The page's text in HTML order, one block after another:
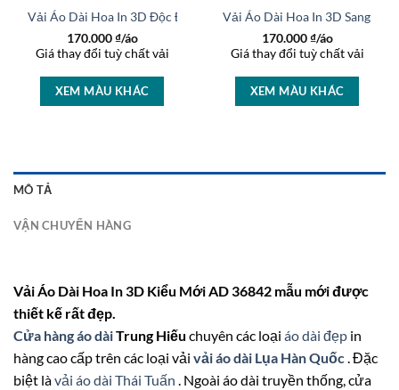
Vải Áo Dài Hoa In 3D Độc Đáo AD 37236
170.000₫/áo
Giá thay đổi tuỳ chất vải
XEM MÀU KHÁC
Vải Áo Dài Hoa In 3D Sang
170.000₫/áo
Giá thay đổi tuỳ chất vải
XEM MÀU KHÁC
AD 46447
MÔ TẢ
VẬN CHUYỂN HÀNG
Vải Áo Dài Hoa In 3D Kiểu Mới AD 36842 mẫu mới được
thiết kế rất đẹp.
Cửa hàng áo dàiTrung Hiếu chuyên các loại áo dài đẹp in
hàng cao cấp trên các loại vải vải áo dài Lụa Hàn Quốc. Đặc
biệt làvải áo dài Thái Tuấn . Ngoài áo dài truyền thống, cửa